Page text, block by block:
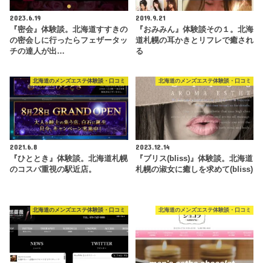
2023.6.19
『密会』体験談。北海道すすきの
の密会しに行ったらフェザータッ
チの達人が出…
2019.9.21
『おみみん』体験談その１。北海
道札幌の耳かきとリフレで癒され
る
北海道のメンズエステ体験談・口コミ
2021.6.8
『ひととき』体験談。北海道札幌
のコスパ重視の駅近店。
北海道のメンズエステ体験談・口コミ
2023.12.14
『ブリス(bliss)』体験談。北海道
札幌の淑女に癒しを求めて(bliss)
北海道のメンズエステ体験談・口コミ 北海道のメンズエステ体験談・口コミ